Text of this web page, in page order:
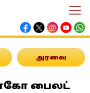
அரவை
பைலட்